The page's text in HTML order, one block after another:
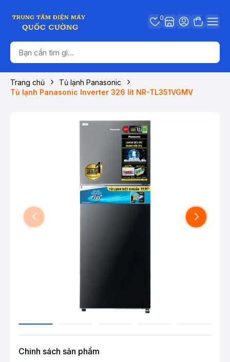
0
Trang chủ
Tủ lạnh Panasonic
Tủ lạnh Panasonic Inverter 326 lít NR-TL351VGMV
Chinh sách sản phẩm